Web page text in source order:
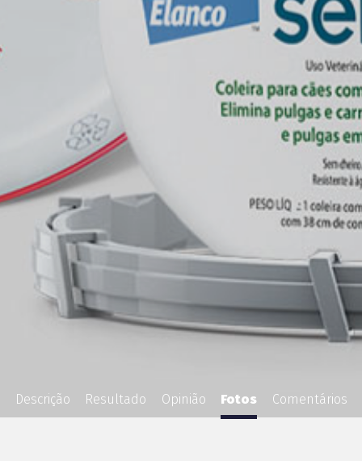
Descrição Resultado Opinião Fotos Comentários